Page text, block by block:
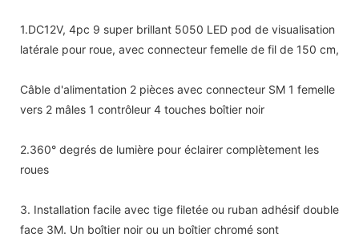
1.DC12V, 4pc 9 super brillant 5050 LED pod de visualisation
latérale pour roue, avec connecteur femelle de fil de 150 cm,
Câble d'alimentation 2 pièces avec connecteur SM 1 femelle
vers 2 mâles 1 contrôleur 4 touches boîtier noir
2.360° degrés de lumière pour éclairer complètement les
roues
3. Installation facile avec tige filetée ou ruban adhésif double
face 3M. Un boîtier noir ou un boîtier chromé sont